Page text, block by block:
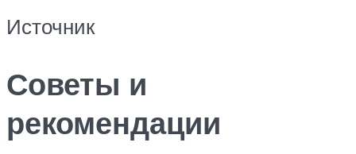
Источник
Советы и
рекомендации